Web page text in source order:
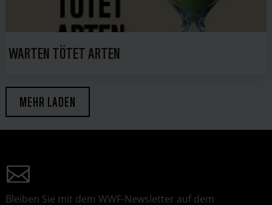
WARTEN TÖTET ARTEN
MEHR LADEN
Bleiben Sie mit dem WWF-Newsletter auf dem